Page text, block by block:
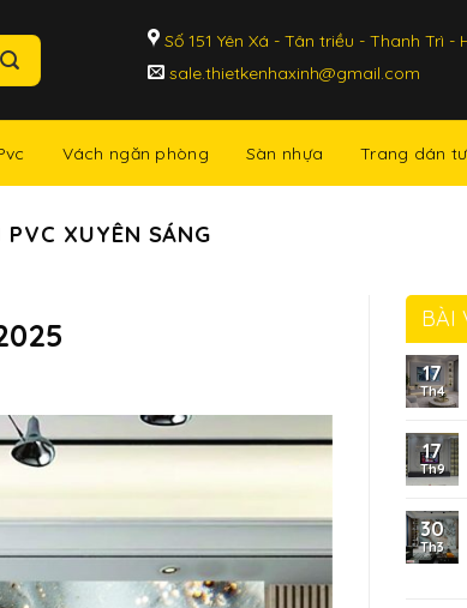
Số 151 Yên Xá - Tân triều - Thanh Trì -
sale.thietkenhaxinh@gmail.com
Vách ngăn phòng Sàn nhựa Trang dán
PVC XUYÊN SÁNG
BÀI
17
Th4
17
Th9
30
Th3